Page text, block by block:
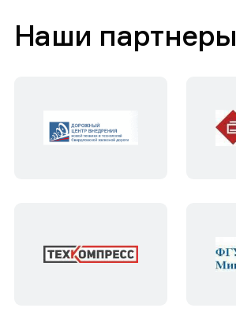
Наши партнеры